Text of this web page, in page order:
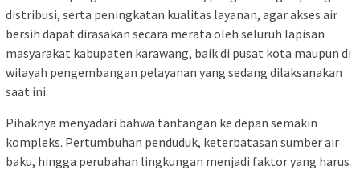
distribusi, serta peningkatan kualitas layanan, agar akses air
bersih dapat dirasakan secara merata oleh seluruh lapisan
masyarakat kabupaten karawang, baik di pusat kota maupun di
wilayah pengembangan pelayanan yang sedang dilaksanakan
saat ini.
Pihaknya menyadari bahwa tantangan ke depan semakin
kompleks. Pertumbuhan penduduk, keterbatasan sumber air
baku, hingga perubahan lingkungan menjadi faktor yang harus